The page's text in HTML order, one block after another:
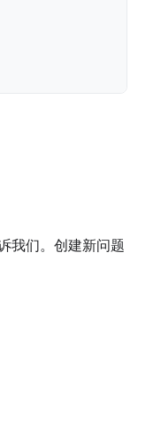
我们。创建新问题